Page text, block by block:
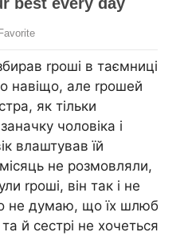
rроші в таємниці
навіщо, але rрошей
як тільки
чоловіка і
влаштував їй
не розмовляли,
rроші, він так і не
не думаю, що їх шлюб
й сестрі не хочеться